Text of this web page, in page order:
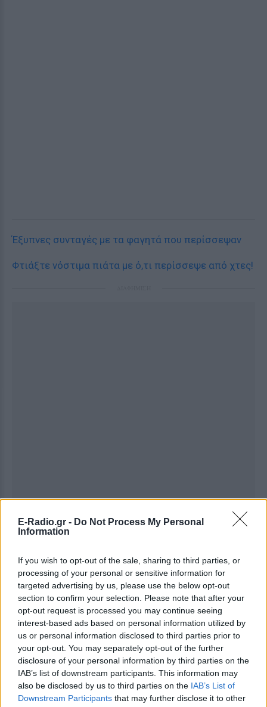
E-Radio.gr - Do Not Process My Personal
Information
If you wish to opt-out of the sale, sharing to third parties, or
processing of your personal or sensitive information for
targeted advertising by us, please use the below opt-out
section to confirm your selection. Please note that after your
opt-out request is processed you may continue seeing
interest-based ads based on personal information utilized by
us or personal information disclosed to third parties prior to
your opt-out. You may separately opt-out of the further
disclosure of your personal information by third parties on the
IAB’s list of downstream participants. This information may
also be disclosed by us to third parties on the IAB’s List of
Downstream Participants that may further disclose it to other
Έξυπνες συνταγές με τα φαγητά που περίσσεψαν
Φτιάξτε νόστιμα πιάτα με ό,τι περίσσεψε από χτες!
Ακολουθήστε το E-Radio.gr στο Google News
και μάθετε πρώτοιτα πιο hot νέα.
Εσύ μπήκες στο E-Daily.gr; Τα νέα της ημέρας
και ότι σου κάνει κλικ!
Ακολουθήστε το E-Radio.gr και στο Instagram